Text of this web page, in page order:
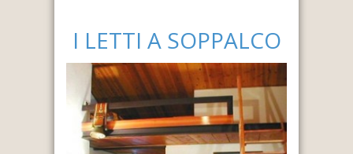
I LETTI A SOPPALCO